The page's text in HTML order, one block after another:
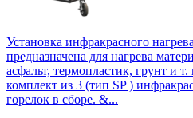
Установка инфракрасного
предназначена для нагрева
асфальт, термопластик, грунт и
комплект из 3 (тип SP )
горелок в сборе. &...